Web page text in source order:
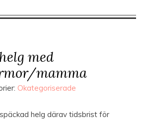
med
mamma
Okategoriserade
helg därav tidsbrist för